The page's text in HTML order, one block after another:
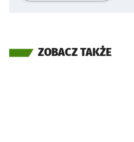
ZOBACZ TAKŻE